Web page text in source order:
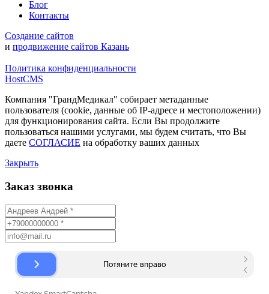
Блог
Контакты
Создание сайтов
и продвижение сайтов Казань
Политика конфиденциальности
HostCMS
Компания "ГрандМедикал" собирает метаданные
пользователя (cookie, данные об IP-адресе и местоположении)
для функционирования сайта. Если Вы продолжите
пользоваться нашими услугами, мы будем считать, что Вы
даете СОГЛАСИЕ на обработку ваших данных
Закрыть
Заказ звонка